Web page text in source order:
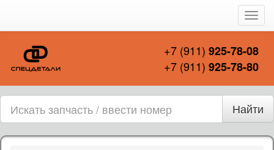
+7 (911) 925-78-08
+7 (911) 925-78-80
Найти